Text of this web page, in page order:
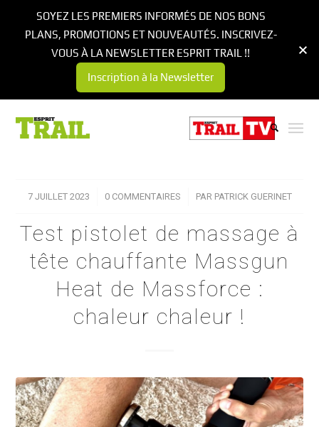
7 JUILLET 2023
/ 0 COMMENTAIRES
/ PAR PATRICK GUERINET
Test pistolet de massage à
tête chauffante Massgun
Heat de Massforce :
chaleur chaleur !
SOYEZ LES PREMIERS INFORMÉS DE NOS BONS
PLANS, PROMOTIONS ET NOUVEAUTÉS. INSCRIVEZ-
VOUS À LA NEWSLETTER ESPRIT TRAIL !!
Inscription à la Newsletter